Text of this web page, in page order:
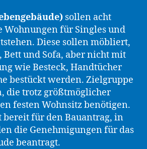
sollen acht
für Singles und
Diese sollen möbliert,
Bett und Sofa, aber nicht mit
wie Besteck, Handtücher
bestückt werden. Zielgruppe
die trotz größtmöglicher
festen Wohnsitz benötigen.
bereit für den Bauantrag, in
die Genehmigungen für das
beantragt.